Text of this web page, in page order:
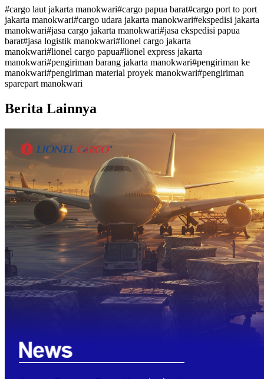
#cargo laut jakarta manokwari#cargo papua barat#cargo port to port
jakarta manokwari#cargo udara jakarta manokwari#ekspedisi jakarta
manokwari#jasa cargo jakarta manokwari#jasa ekspedisi papua
barat#jasa logistik manokwari#lionel cargo jakarta
manokwari#lionel cargo papua#lionel express jakarta
manokwari#pengiriman barang jakarta manokwari#pengiriman ke
manokwari#pengiriman material proyek manokwari#pengiriman
sparepart manokwari
Berita Lainnya